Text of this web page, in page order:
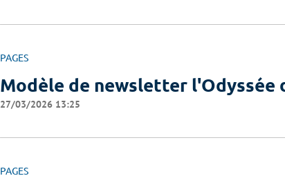
PAGES
Modèle de newsletter l'Odyssée
27/03/2026 13:25
PAGES